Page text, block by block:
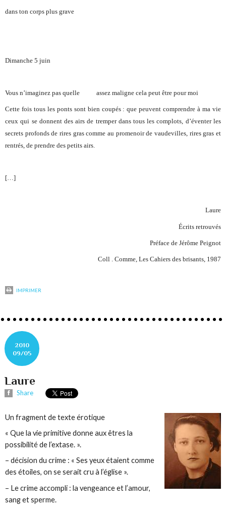
dans ton corps plusgrave
Dimanche 5 juin
Vous n’imaginez pas quelle assez maligne cela peut être pour moi
Cette fois tous les ponts sont bien coupés : que peuvent comprendre à ma vie
ceux qui se donnent des airs de tremper dans tous les complots, d’éventer les
secrets profonds de rires gras comme au promenoir de vaudevilles, rires gras et
rentrés, de prendre des petits airs.
[…]
Laure
Écrits retrouvés
Préface de Jérôme Peignot
Coll . Comme, Les Cahiers des brisants, 1987
IMPRIMER
2010
09/05
Laure
Share
Un fragment de texte érotique
« Que la vie primitive donne aux êtres la
possibilité de l’extase. ».
– décision du crime : « Ses yeux étaient comme
des étoiles, on se serait cru à l’église ».
– Le crime accompli : la vengeance et l’amour,
sang et sperme.